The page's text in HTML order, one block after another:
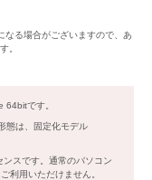
なる場合がございますので、あ
。
64bitです。
態は、固定化モデル
スです。通常のパソコン
利用いただけません。